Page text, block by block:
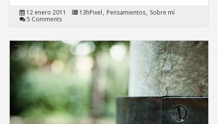
12 enero 2011 13hPixel Pensamientos Sobre mí
5 Comments